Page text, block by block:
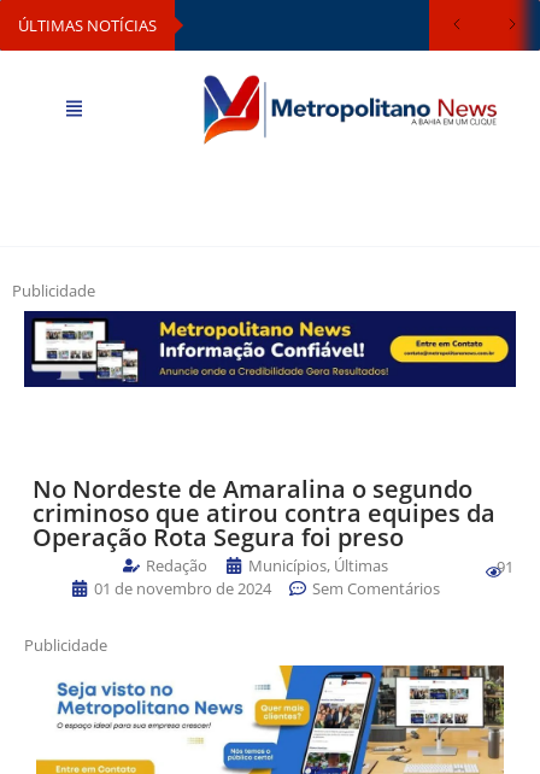
ÚLTIMAS NOTÍCIAS
Publicidade
No Nordeste de Amaralina o segundo
criminoso que atirou contra equipes da
Operação Rota Segura foi preso
Redação Municípios, Últimas
01 de novembro de 2024
Sem Comentários
91
Publicidade